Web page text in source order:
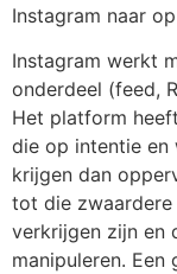
Instagram naar
Instagram werkt
onderdeel (feed,
Het platform
die op intentie en
krijgen dan
tot die
verkrijgen zijn en
manipuleren.